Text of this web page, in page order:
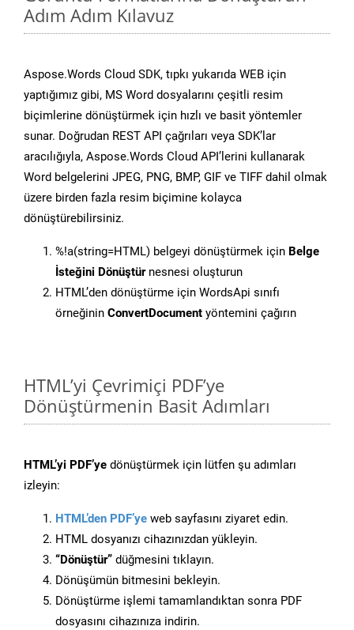
Adım Adım Kılavuz
Aspose.Words Cloud SDK, tıpkı yukarıda WEB için
yaptığımız gibi, MS Word dosyalarını çeşitli resim
biçimlerine dönüştürmek için hızlı ve basit yöntemler
sunar. Doğrudan REST API çağrıları veya SDK’lar
aracılığıyla, Aspose.Words Cloud API’lerini kullanarak
Word belgelerini JPEG, PNG, BMP, GIF ve TIFF dahil olmak
üzere birden fazla resim biçimine kolayca
dönüştürebilirsiniz.
%!a(string=HTML) belgeyi dönüştürmek için Belge
İsteğini Dönüştürnesnesi oluşturun
HTML’den dönüştürme için WordsApi sınıfı
örneğinin ConvertDocument yöntemini çağırın
HTML’yi Çevrimiçi PDF’ye
Dönüştürmenin Basit Adımları
HTML’yi PDF’ye dönüştürmek için lütfen şu adımları
izleyin:
HTML’den PDF’ye web sayfasını ziyaret edin.
HTML dosyanızı cihazınızdan yükleyin.
“Dönüştür” düğmesini tıklayın.
Dönüşümün bitmesini bekleyin.
Dönüştürme işlemi tamamlandıktan sonra PDF
dosyasını cihazınıza indirin.